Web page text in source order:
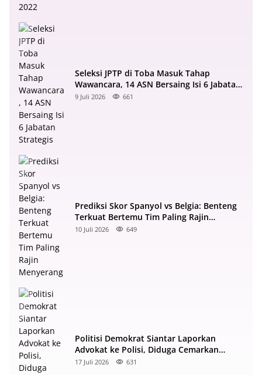
Seleksi JPTP di Toba Masuk Tahap
Wawancara, 14 ASN Bersaing Isi 6 Jabatan
Strategis
9 Juli 2026 661
Prediksi Skor Spanyol vs Belgia: Benteng
Terkuat Bertemu Tim Paling Rajin
Menyerang
10 Juli 2026 649
Politisi Demokrat Siantar Laporkan
Advokat ke Polisi, Diduga Cemarkan
Nama Baik di Facebook
17 Juli 2026 631